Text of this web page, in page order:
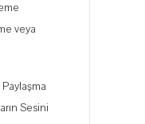
veya
Sesini